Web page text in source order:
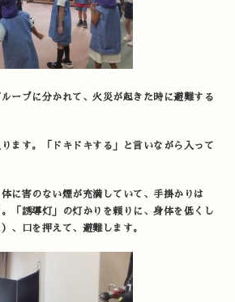
ープに分かれて、火災が起きた時に避難する
ます。「ドキドキする」と言いながら入って
に害のない煙が充満していて、手掛かりは
。「誘導灯」の灯かりを頼りに、身体を低くし
、口を押えて、避難します。